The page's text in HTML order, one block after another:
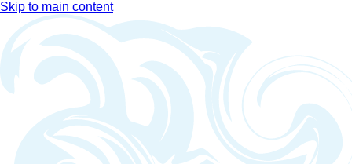
Skip to main content